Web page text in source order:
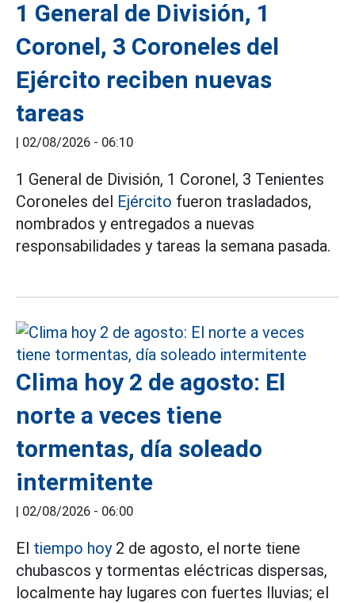
1 General de División, 1
Coronel, 3 Coroneles del
Ejército reciben nuevas
tareas
| 02/08/2026 - 06:10
1 General de División, 1 Coronel, 3 Tenientes
Coroneles del Ejército fueron trasladados,
nombrados y entregados a nuevas
responsabilidades y tareas la semana pasada.
Clima hoy 2 de agosto: El
norte a veces tiene
tormentas, día soleado
intermitente
| 02/08/2026 - 06:00
El tiempo hoy2 de agosto, el norte tiene
chubascos y tormentas eléctricas dispersas,
localmente hay lugares con fuertes lluvias; el